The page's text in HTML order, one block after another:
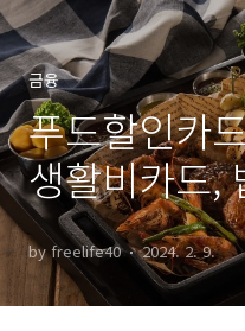
금융
푸드할인카
생활비카드,
천
by freelife40 2024. 2. 9.